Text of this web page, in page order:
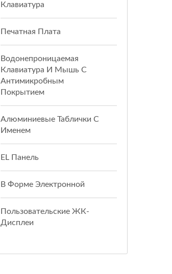
Клавиатура
Печатная Плата
Водонепроницаемая
Клавиатура И Мышь С
Антимикробным
Покрытием
Алюминиевые Таблички С
Именем
EL Панель
В Форме Электронной
Пользовательские ЖК-
Дисплеи